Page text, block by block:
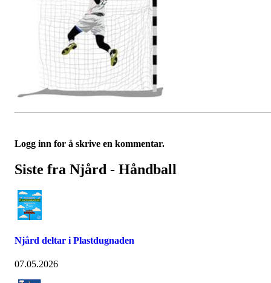
Logg inn for å skrive en kommentar.
Siste fra Njård - Håndball
Njård deltar i Plastdugnaden
07.05.2026